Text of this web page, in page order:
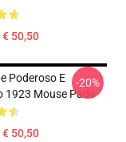
€ 50,50
Poderoso E
1923 Mouse Pads
€ 50,50
-20%